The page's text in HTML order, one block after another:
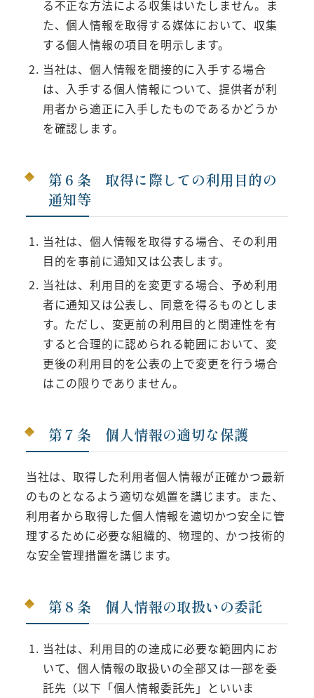
る不正な方法による収集はいたしません。ま
た、個人情報を取得する媒体において、収集
する個人情報の項目を明示します。
当社は、個人情報を間接的に入手する場合
は、入手する個人情報について、提供者が利
用者から適正に入手したものであるかどうか
を確認します。
第６条 取得に際しての利用目的の
通知等
当社は、個人情報を取得する場合、その利用
目的を事前に通知又は公表します。
当社は、利用目的を変更する場合、予め利用
者に通知又は公表し、同意を得るものとしま
す。ただし、変更前の利用目的と関連性を有
すると合理的に認められる範囲において、変
更後の利用目的を公表の上で変更を行う場合
はこの限りでありません。
第７条 個人情報の適切な保護
当社は、取得した利用者個人情報が正確かつ最新
のものとなるよう適切な処置を講じます。また、
利用者から取得した個人情報を適切かつ安全に管
理するために必要な組織的、物理的、かつ技術的
な安全管理措置を講じます。
第８条 個人情報の取扱いの委託
当社は、利用目的の達成に必要な範囲内にお
いて、個人情報の取扱いの全部又は一部を委
託先（以下「個人情報委託先」といいま